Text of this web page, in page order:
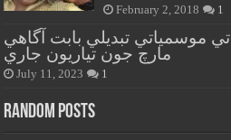
February 2, 2018 1
ڪراچي ۾ جولاءِ16تي موسمياتي تبديلي بابت آگاهي
مارچ جون تياريون جاري
July 11, 2023 1
Random Posts